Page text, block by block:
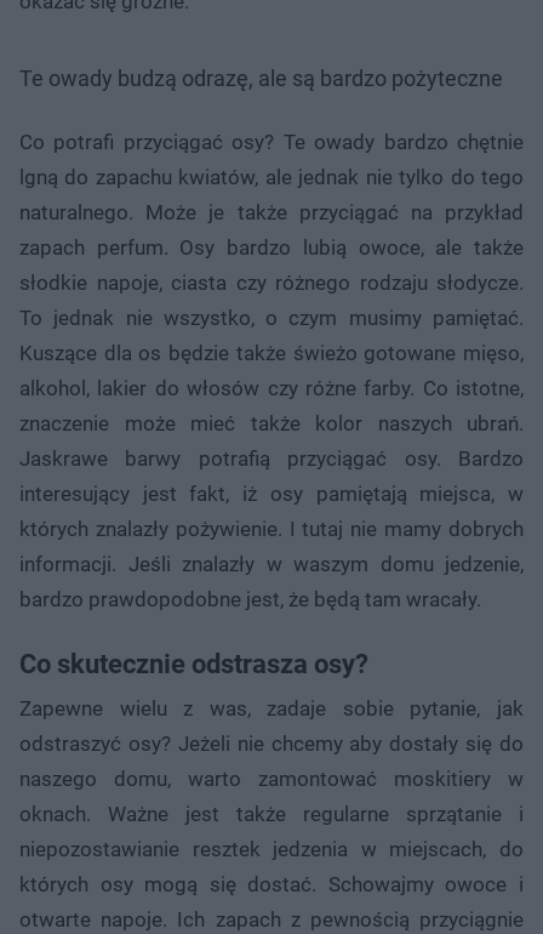
Te owady budzą odrazę, ale są bardzo pożyteczne
Co potrafi przyciągać osy? Te owady bardzo chętnie
lgną do zapachu kwiatów, ale jednak nie tylko do tego
naturalnego. Może je także przyciągać na przykład
zapach perfum. Osy bardzo lubią owoce, ale także
słodkie napoje, ciasta czy różnego rodzaju słodycze.
To jednak nie wszystko, o czym musimy pamiętać.
Kuszące dla os będzie także świeżo gotowane mięso,
alkohol, lakier do włosów czy różne farby. Co istotne,
znaczenie może mieć także kolor naszych ubrań.
Jaskrawe barwy potrafią przyciągać osy. Bardzo
interesujący jest fakt, iż osy pamiętają miejsca, w
których znalazły pożywienie. I tutaj nie mamy dobrych
informacji. Jeśli znalazły w waszym domu jedzenie,
bardzo prawdopodobne jest, że będą tam wracały.
Co skutecznie odstrasza osy?
Zapewne wielu z was, zadaje sobie pytanie, jak
odstraszyć osy? Jeżeli nie chcemy aby dostały się do
naszego domu, warto zamontować moskitiery w
oknach. Ważne jest także regularne sprzątanie i
niepozostawianie resztek jedzenia w miejscach, do
których osy mogą się dostać. Schowajmy owoce i
otwarte napoje. Ich zapach z pewnością przyciągnie